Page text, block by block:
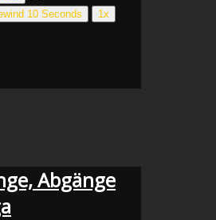
10 Seconds
1x
Abgänge